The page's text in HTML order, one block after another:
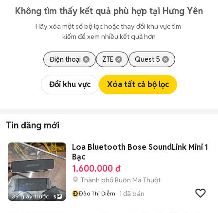
Không tìm thấy kết quả phù hợp tại Hưng Yên
Hãy xóa một số bộ lọc hoặc thay đổi khu vực tìm
kiếm để xem nhiều kết quả hơn
Điện thoại ZTE Quest 5
Đổi khu vực Xóa tất cả bộ lọc
Tin đăng mới
39 giây trước 5
Loa Bluetooth Bose SoundLink Mini 1
Bạc
1.600.000 đ
Thành phố Buôn Ma Thuột
ĐĐào Thị Diễm 1 đã bán